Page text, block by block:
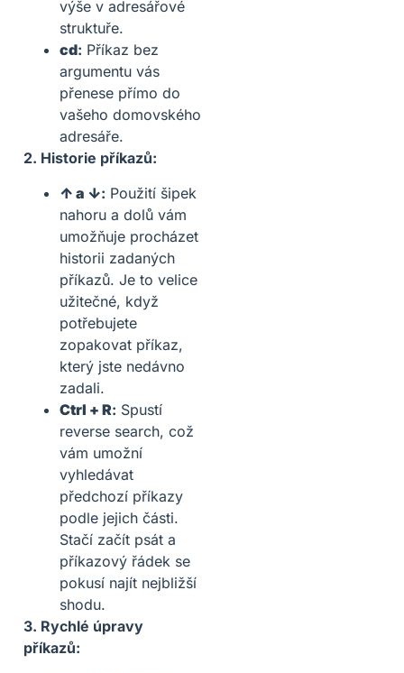
výše v adresářové
struktuře.
cd: Příkaz bez
argumentu vás
přenese přímo do
vašeho domovského
adresáře.
2. Historie příkazů:
↑ a ↓: Použití šipek
nahoru a dolů vám
umožňuje procházet
historii zadaných
příkazů. Je to velice
užitečné, když
potřebujete
zopakovat příkaz,
který jste nedávno
zadali.
Ctrl + R: Spustí
reverse search, což
vám umožní
vyhledávat
předchozí příkazy
podle jejich části.
Stačí začít psát a
příkazový řádek se
pokusí najít nejbližší
shodu.
3. Rychlé úpravy
příkazů: